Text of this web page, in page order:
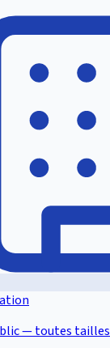
— toutes tailles